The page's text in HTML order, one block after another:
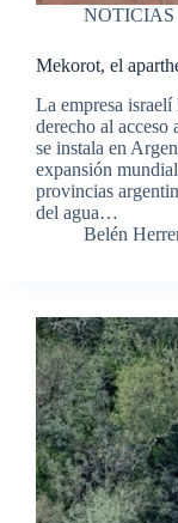
NOTICIAS
Mekorot, el
La empresa
derecho al acceso
se instala en
expansión
provincias
del agua…
Belén